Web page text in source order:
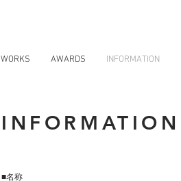
WORKS AWARDS INFORMATION
INFORMATION
■名称